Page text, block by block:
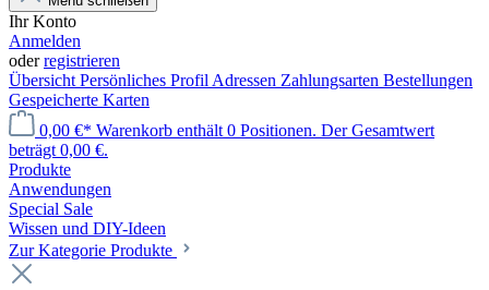
Ihr Konto
Anmelden
oderregistrieren
Übersicht Persönliches Profil Adressen Zahlungsarten Bestellungen
Gespeicherte Karten
0,00 €* Warenkorb enthält 0 Positionen. Der Gesamtwert
beträgt 0,00 €.
Produkte
Anwendungen
Special Sale
Wissen und DIY-Ideen
Zur Kategorie Produkte